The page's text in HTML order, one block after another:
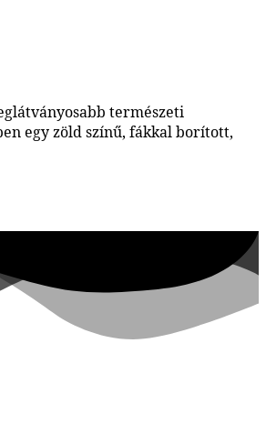
természeti
egy zöld színű, fákkal borított,